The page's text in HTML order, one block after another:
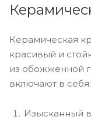
Керамическая
красивый и
из обожженной
включают в себя:
Изысканный